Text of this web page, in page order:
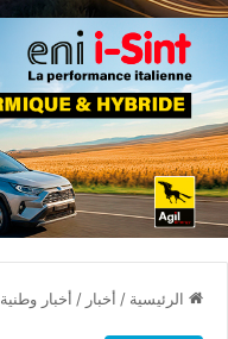
الرئيسية / أخبار / أخبار وطنية